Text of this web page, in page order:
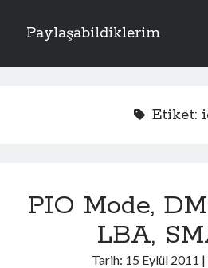
Paylaşabildiklerim
Y
n
PHP(3)
Etiket:
PIO Mode,
LBA,
Tarih: 15 Eylül 2011 |